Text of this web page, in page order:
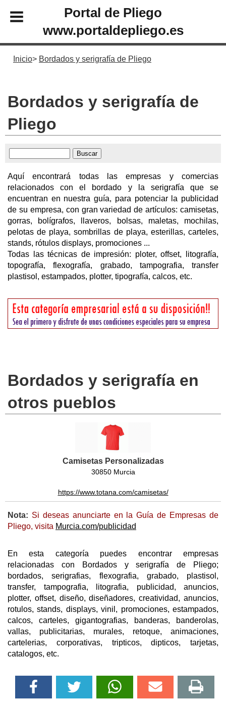
Portal de Pliego
www.portaldepliego.es
Inicio Bordados y serigrafía de Pliego
Bordados y serigrafía de
Pliego
Aquí encontrará todas las empresas y comercias
relacionados con el bordado y la serigrafía que se
encuentran en nuestra guía, para potenciar la publicidad
de su empresa, con gran variedad de artículos: camisetas,
gorras, bolígrafos, llaveros, bolsas, maletas, mochilas,
pelotas de playa, sombrillas de playa, esterillas, carteles,
stands, rótulos displays, promociones ...
Todas las técnicas de impresión: ploter, offset, litografía,
topografía, flexografía, grabado, tampografia, transfer
plastisol, estampados, plotter, tipografía, calcos, etc.
Bordados y serigrafía en
otros pueblos
Camisetas Personalizadas
30850 Murcia
https://www.totana.com/camisetas/
Nota: Si deseas anunciarte en la Guía de Empresas de
Pliego, visita Murcia.com/publicidad
En esta categoría puedes encontrar empresas
relacionadas con Bordados y serigrafía de Pliego;
bordados, serigrafias, flexografia, grabado, plastisol,
transfer, tampografia, litografia, publicidad, anuncios,
plotter, offset, diseño, diseñadores, creatividad, anuncios,
rotulos, stands, displays, vinil, promociones, estampados,
calcos, carteles, gigantografias, banderas, banderolas,
vallas, publicitarias, murales, retoque, animaciones,
cartelerias, corporativas, tripticos, dipticos, tarjetas,
catalogos, etc.